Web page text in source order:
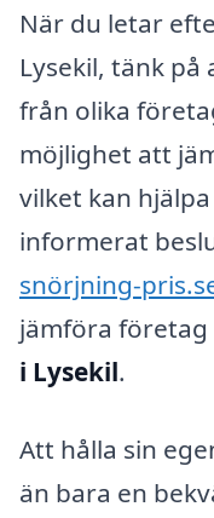
När du letar
Lysekil, tänk
från olika
möjlighet att
vilket kan
informerat
snörjning-
jämföra
i Lysekil.
Att hålla sin
än bara en